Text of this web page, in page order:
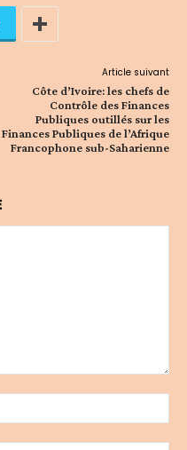
Article suivant
Côte d’Ivoire: les chefs de
Contrôle des Finances
Publiques outillés sur les
Finances Publiques de l’Afrique
Francophone sub-Saharienne
:*